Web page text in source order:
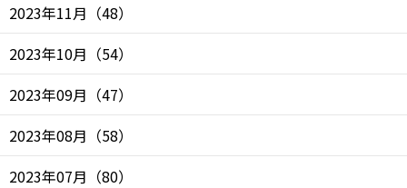
2023年11月 （48）
2023年10月 （54）
2023年09月 （47）
2023年08月 （58）
2023年07月 （80）